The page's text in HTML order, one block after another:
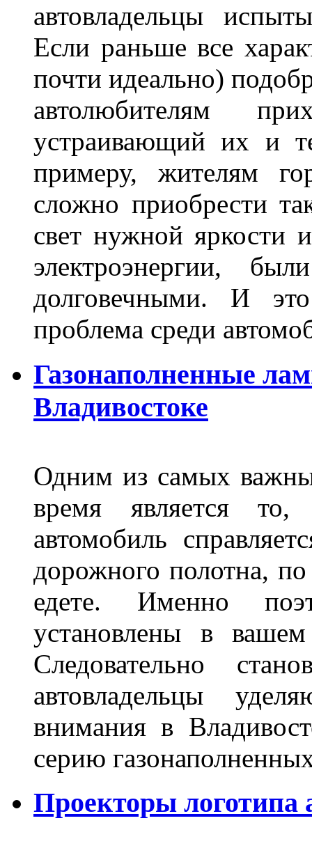
автовладельцы
Если раньше все
почти идеально)
автолюбителям
устраивающий их и
примеру, жителям
сложно приобрести
свет нужной яркости
электроэнергии,
долговечными. И
проблема среди
Газонаполненные
Владивостоке
Одним из самых
время является то,
автомобиль
дорожного полотна,
едете. Именно
установлены в
Следовательно
автовладельцы
внимания в
серию
Проекторы логотипа